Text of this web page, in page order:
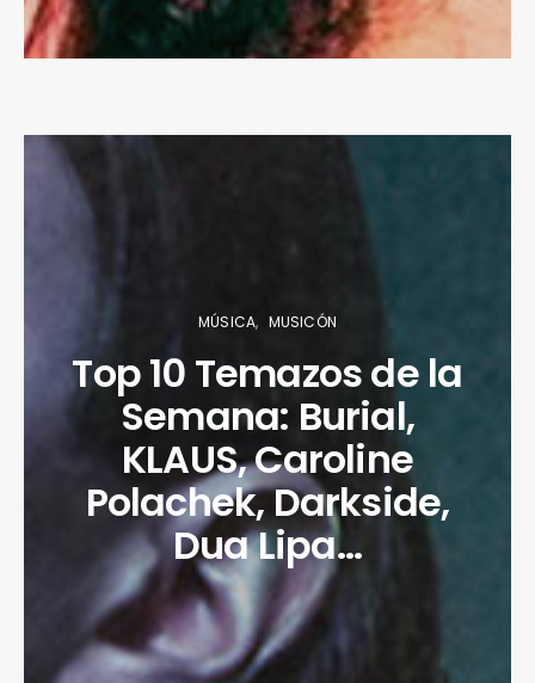
MÚSICA MUSICÓN
Top 10 Temazos de la
Semana: Burial,
KLAUS, Caroline
Polachek, Darkside,
Dua Lipa…